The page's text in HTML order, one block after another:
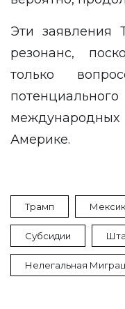
Эти заявления
резонанс,
только
Америке.
Трамп
Субсидии
Нелегальная